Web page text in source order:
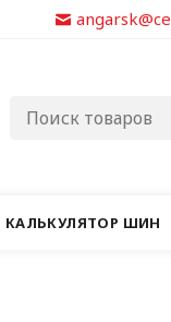
КАЛЬКУЛЯТОР ШИН